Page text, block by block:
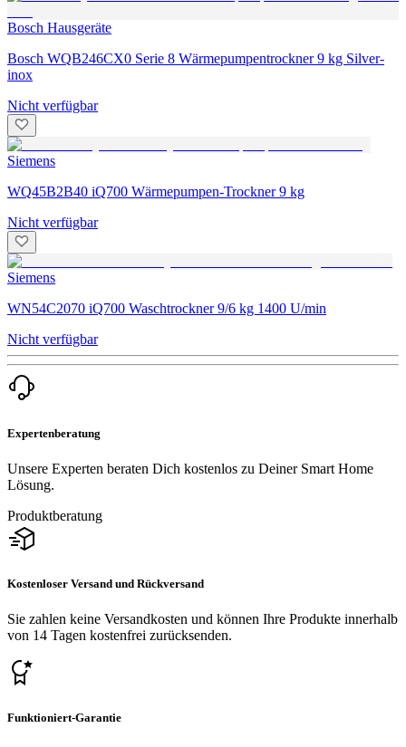
Bosch Hausgeräte
Bosch WQB246CX0 Serie 8 Wärmepumpentrockner 9 kg Silver-
inox
Nicht verfügbar
Siemens
WQ45B2B40 iQ700 Wärmepumpen-Trockner 9 kg
Nicht verfügbar
Siemens
WN54C2070 iQ700 Waschtrockner 9/6 kg 1400 U/min
Nicht verfügbar
Expertenberatung
Unsere Experten beraten Dich kostenlos zu Deiner Smart Home
Lösung.
Produktberatung
Kostenloser Versand und Rückversand
Sie zahlen keine Versandkosten und können Ihre Produkte innerhalb
von 14 Tagen kostenfrei zurücksenden.
Funktioniert-Garantie